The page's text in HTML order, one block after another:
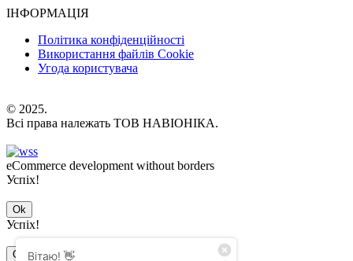
ІНФОРМАЦІЯ
Політика конфіденційності
Використання файлів Cookie
Угода користувача
© 2025.
Всі права належать ТОВ НАВІОНІКА.
eCommerce development without borders
Успіх!
Ok
Успіх!
Ok